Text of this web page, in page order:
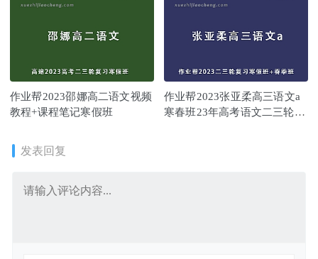
作业帮2023邵娜高二语文视频
教程+课程笔记寒假班
作业帮2023张亚柔高三语文a
寒春班23年高考语文二三轮复
发表回复